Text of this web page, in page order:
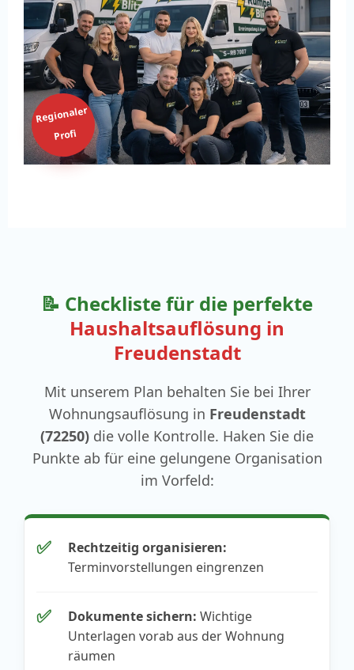
Regionaler
Profi
📝 Checkliste für die perfekte
Haushaltsauflösung in
Freudenstadt
Mit unserem Plan behalten Sie bei Ihrer
Wohnungsauflösung in Freudenstadt
(72250) die volle Kontrolle. Haken Sie die
Punkte ab für eine gelungene Organisation
im Vorfeld:
✅
Rechtzeitig organisieren:
Terminvorstellungen eingrenzen
✅ Dokumente sichern: Wichtige
Unterlagen vorab aus der Wohnung
räumen